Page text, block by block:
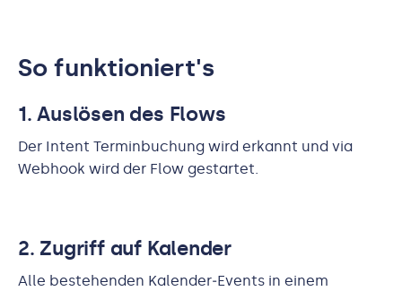
So funktioniert's
1. Auslösen des Flows
Der Intent Terminbuchung wird erkannt und via
Webhook wird der Flow gestartet.
2. Zugriff auf Kalender
Alle bestehenden Kalender‑Events in einem